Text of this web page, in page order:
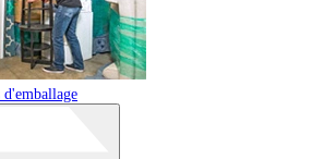
d'emballage